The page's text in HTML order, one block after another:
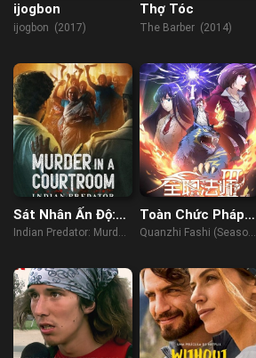
ijogbon
ijogbon (2017)
Thợ Tóc
The Barber (2014)
Sát Nhân Ấn Độ:
Án Mạng Trong
Indian Predator: Murder
Toàn Chức Pháp
Sư (Phần 3)
Quanzhi Fashi (Season